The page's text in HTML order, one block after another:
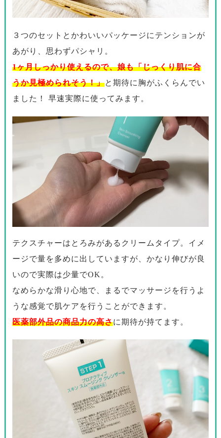
３つのセットとかわいいパッケージにテンションが
あがり、思わずパシャリ。
1ヶ月しっかり使えるので、娘も「じっくり肌に合
うか見極められそう！」と期待に胸がふくらんでい
ました！ 早速実際に使ってみます。
※イメージで通常使用量より多めに出しています。
テクスチャーはとろみがあるクリームタイプ。イメ
ージで量を多めに出していますが、かなり伸びが良
いので実際は少量でOK。
なめらかな滑り心地で、まるでマッサージを行うよ
うな感覚で肌ケアを行うことができます。
医薬部外品の商品力の高さに期待が持てます。